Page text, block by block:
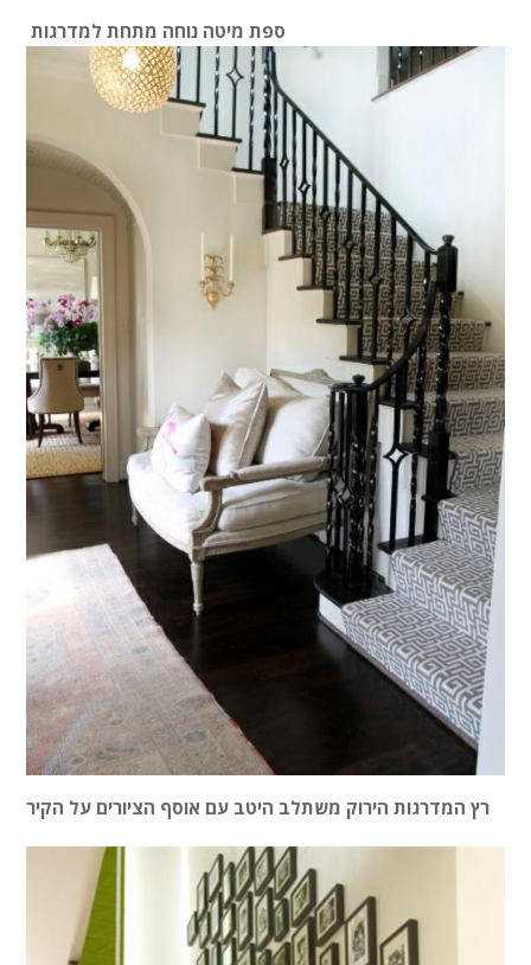
ספת מיטה נוחה מתחת למדרגות
רץ המדרגות הירוק משתלב היטב עם אוסף הציורים על הקיר